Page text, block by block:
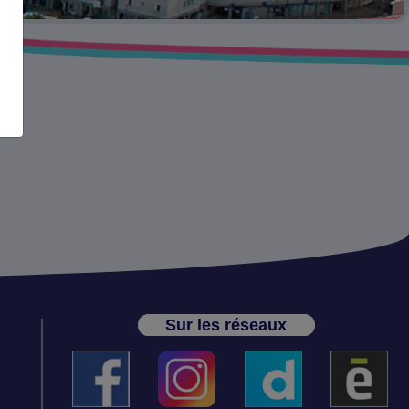
Sur les réseaux